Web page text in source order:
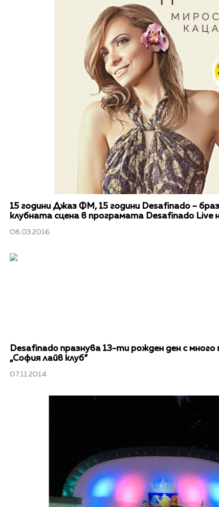
15 години Джаз ФМ, 15 години Desafinado –
клубната сцена в програмата Desafinado
08.03.2016
Desafinado празнува 13-ти рожден ден с много
„София лайв клуб”
07.11.2014